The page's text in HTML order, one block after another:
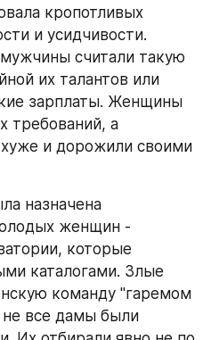
кропотливых
и усидчивости.
считали такую
их талантов или
зарплаты. Женщины
требований, а
и дорожили своими
назначена
женщин -
которые
каталогами. Злые
команду "гаремом
не все дамы были